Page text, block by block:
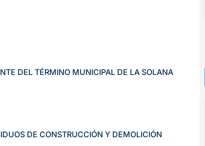
DEL TÉRMINO MUNICIPAL DE LA SOLANA
DE CONSTRUCCIÓN Y DEMOLICIÓN